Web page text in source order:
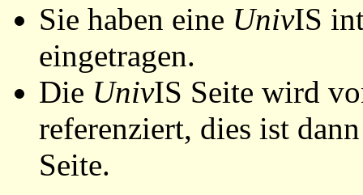
Sie haben eine UnivIS
eingetragen.
Die UnivIS Seite wird
referenziert, dies ist
Seite.